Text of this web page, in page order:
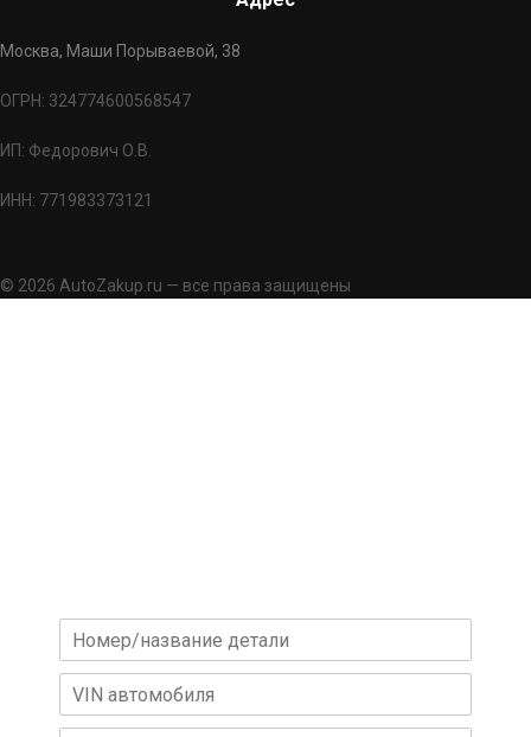
Москва, Маши Порываевой, 38
ОГРН: 324774600568547
ИП: Федорович О.В.
ИНН: 771983373121
© 2026 AutoZakup.ru — все права защищены